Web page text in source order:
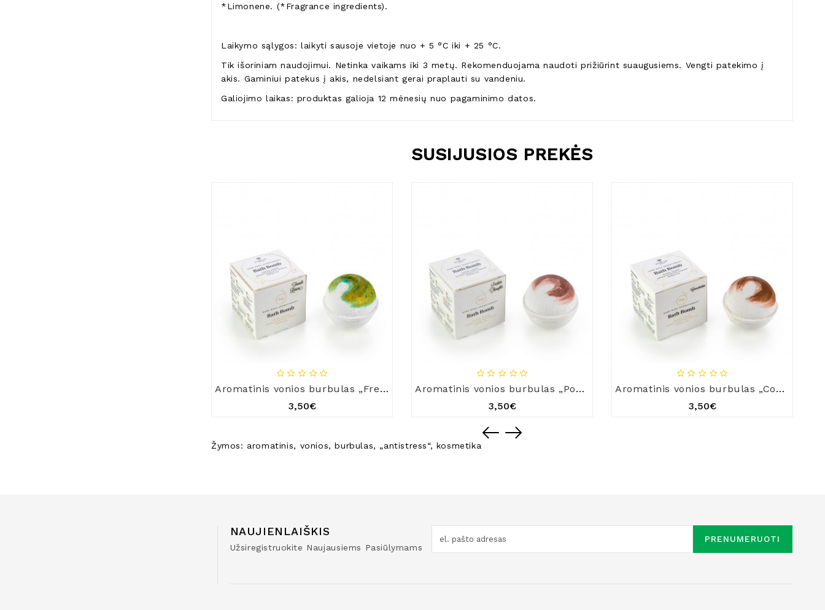
*Limonene. (*Fragrance ingredients).
Laikymo sąlygos: laikyti sausoje vietoje nuo + 5 °C iki + 25 °C.
Tik išoriniam naudojimui. Netinka vaikams iki 3 metų. Rekomenduojama naudoti prižiūrint suaugusiems. Vengti patekimo į
akis. Gaminiui patekus į akis, nedelsiant gerai praplauti su vandeniu.
Galiojimo laikas: produktas galioja 12 mėnesių nuo pagaminimo datos.
SUSIJUSIOS PREKĖS
Aromatinis vonios burbulas „French Riviera“
3,50€
Aromatinis vonios burbulas „Positive Thoughts“
3,50€
Aromatinis vonios burbulas „Concentration“
3,50€
Žymos: aromatinis, vonios,burbulas, „antistress“, kosmetika
NAUJIENLAIŠKIS
Užsiregistruokite Naujausiems Pasiūlymams
PRENUMERUOTI